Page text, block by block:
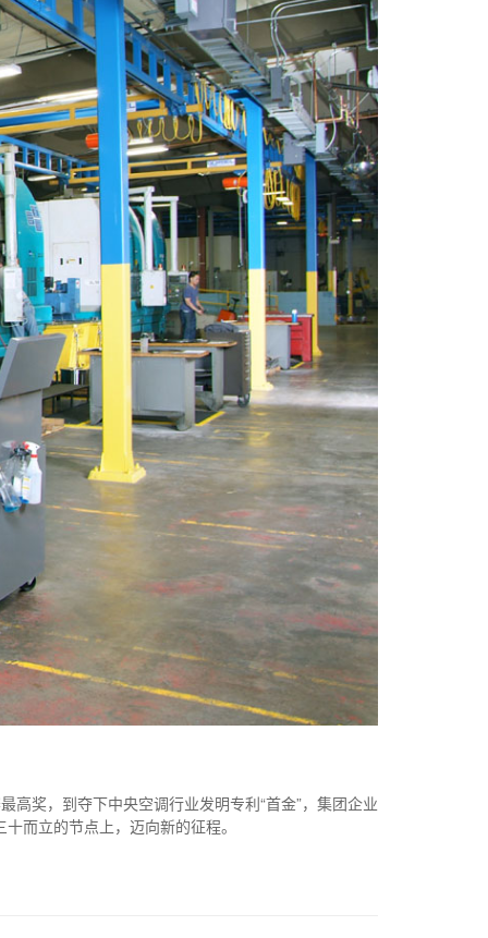
高奖，到夺下中央空调行业发明专利“首金”，集团企业
而立的节点上，迈向新的征程。